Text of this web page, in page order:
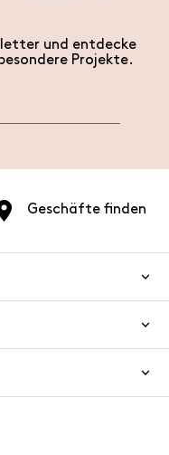
und entdecke
Projekte.
Geschäfte finden